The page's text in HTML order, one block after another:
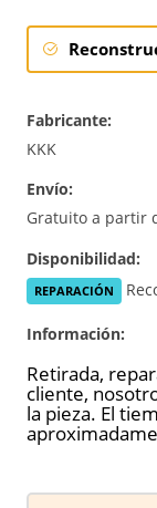
Fabricante:
KKK
Envío:
Gratuito a partir
Disponibilidad:
REPARACIÓN
Información:
Retirada,
cliente,
la pieza. El